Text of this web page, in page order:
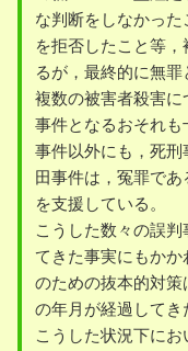
な判断をしなかっ
を拒否したこと等
るが，最終的に無
複数の被害者殺害に
事件となるおそれ
事件以外にも，死
田事件は，冤罪で
を支援している。
こうした数々の誤
てきた事実にもか
のための抜本的対
の年月が経過してき
こうした状況下に